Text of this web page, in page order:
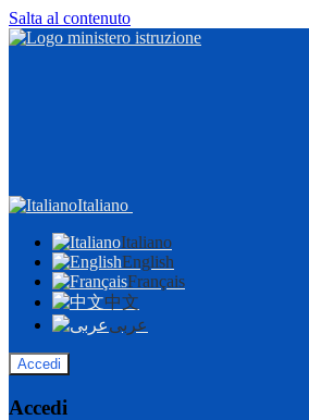
Salta al contenuto
Italiano
Italiano
English
Français
中文
عربى
Accedi
Accedi